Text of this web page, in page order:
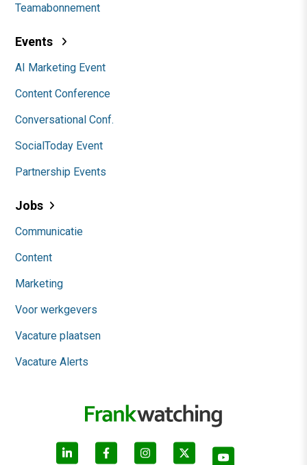
Teamabonnement
Events
AI Marketing Event
Content Conference
Conversational Conf.
SocialToday Event
Partnership Events
Jobs
Communicatie
Content
Marketing
Voor werkgevers
Vacature plaatsen
Vacature Alerts